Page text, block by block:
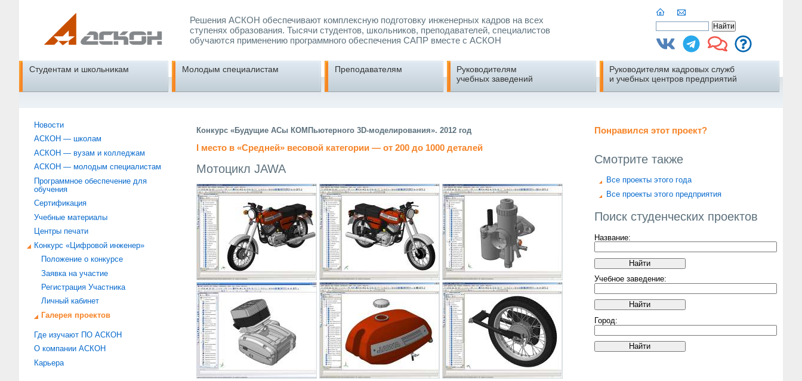
Решения АСКОН обеспечивают комплексную подготовку инженерных кадров на всех
ступенях образования. Тысячи студентов, школьников, преподавателей, специалистов
обучаются применению программного обеспечения САПР вместе с АСКОН
Студентам и школьникам Молодым специалистам Преподавателям
Руководителям
учебных заведений
Руководителям кадровых служб
и учебных центров предприятий
Новости
АСКОН — школам
АСКОН — вузам и колледжам
АСКОН — молодым специалистам
Программное обеспечение для
обучения
Сертификация
Учебные материалы
Центры печати
Конкурс «Цифровой инженер»
Положение о конкурсе
Заявка на участие
Регистрация Участника
Личный кабинет
Галерея проектов
Где изучают ПО АСКОН
О компании АСКОН
Карьера
Понравился этот проект?
Смотрите также
Все проекты этого года
Все проекты этого предприятия
Поиск студенческих проектов
Название:
Учебное заведение:
Город:
Конкурс «Будущие АСы КОМПьютерного 3D-моделирования». 2012 год
I место в «Средней» весовой категории — от 200 до 1000 деталей
Мотоцикл JAWA